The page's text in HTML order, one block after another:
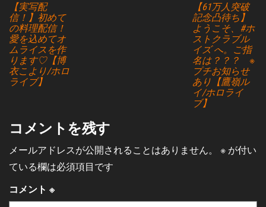
【実写配
信！】初めて
の料理配信！
愛を込めてオ
ムライスを作
ります♡【博
衣こより/ホロ
ライブ】
【61万人突破
記念凸待ち】
ようこそ、#ホ
ストクラブル
イズ へ。ご指
名は？？？ ※
プチお知らせ
あり【鷹嶺ル
イ/ホロライ
ブ】
コメントを残す
メールアドレスが公開されることはありません。 ※ が付い
ている欄は必須項目です
コメント ※